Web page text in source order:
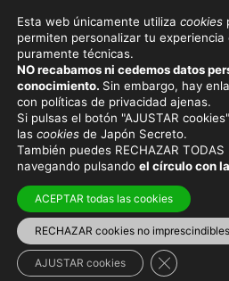
MICHIKO
Viaja con el mejor seguro
En Japón Secreto te ofrecemos
intrusivos y sin contenido de pago
Esta web únicamente utiliza cookies
permiten personalizar tu experiencia
puramente técnicas.
NO recabamos ni cedemos datos
conocimiento. Sin embargo, hay
con políticas de privacidad ajenas.
Si pulsas el botón "AJUSTAR cookies"
las cookies de Japón Secreto.
También puedes RECHAZAR
navegando pulsando el círculo con
ACEPTAR todas las cookies
RECHAZAR cookies no
AJUSTAR cookies Cerrar el